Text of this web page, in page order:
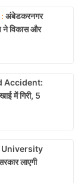
अंबेडकरनगर
ने विकास और
Accident:
में गिरी, 5
University
लाएगी